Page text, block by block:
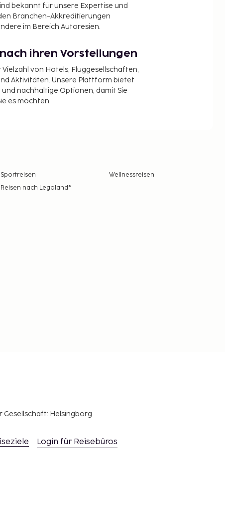
bekannt für unsere Expertise und
Branchen-Akkreditierungen
im Bereich Autoresien.
nach ihren Vorstellungen
Vielzahl von Hotels, Fluggesellschaften,
Aktivitäten. Unsere Plattform bietet
nachhaltige Optionen, damit Sie
es möchten.
Sportreisen
Wellnessreisen
Reisen nach Legoland®
Gesellschaft: Helsingborg
Login für Reisebüros